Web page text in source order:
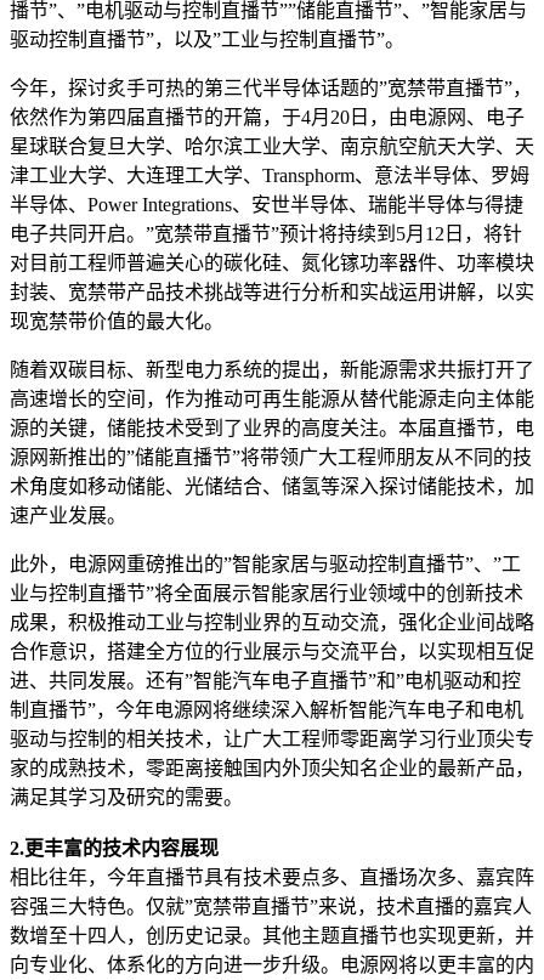
播节”、”电机驱动与控制直播节””储能直播节”、”智能家居与
驱动控制直播节”，以及”工业与控制直播节”。
今年，探讨炙手可热的第三代半导体话题的”宽禁带直播节”，
依然作为第四届直播节的开篇，于4月20日，由电源网、电子
星球联合复旦大学、哈尔滨工业大学、南京航空航天大学、天
津工业大学、大连理工大学、Transphorm、意法半导体、罗姆
半导体、Power Integrations、安世半导体、瑞能半导体与得捷
电子共同开启。”宽禁带直播节”预计将持续到5月12日，将针
对目前工程师普遍关心的碳化硅、氮化镓功率器件、功率模块
封装、宽禁带产品技术挑战等进行分析和实战运用讲解，以实
现宽禁带价值的最大化。
随着双碳目标、新型电力系统的提出，新能源需求共振打开了
高速增长的空间，作为推动可再生能源从替代能源走向主体能
源的关键，储能技术受到了业界的高度关注。本届直播节，电
源网新推出的”储能直播节”将带领广大工程师朋友从不同的技
术角度如移动储能、光储结合、储氢等深入探讨储能技术，加
速产业发展。
此外，电源网重磅推出的”智能家居与驱动控制直播节”、”工
业与控制直播节”将全面展示智能家居行业领域中的创新技术
成果，积极推动工业与控制业界的互动交流，强化企业间战略
合作意识，搭建全方位的行业展示与交流平台，以实现相互促
进、共同发展。还有”智能汽车电子直播节”和”电机驱动和控
制直播节”，今年电源网将继续深入解析智能汽车电子和电机
驱动与控制的相关技术，让广大工程师零距离学习行业顶尖专
家的成熟技术，零距离接触国内外顶尖知名企业的最新产品，
满足其学习及研究的需要。
2.更丰富的技术内容展现
相比往年，今年直播节具有技术要点多、直播场次多、嘉宾阵
容强三大特色。仅就”宽禁带直播节”来说，技术直播的嘉宾人
数增至十四人，创历史记录。其他主题直播节也实现更新，并
向专业化、体系化的方向进一步升级。电源网将以更丰富的内